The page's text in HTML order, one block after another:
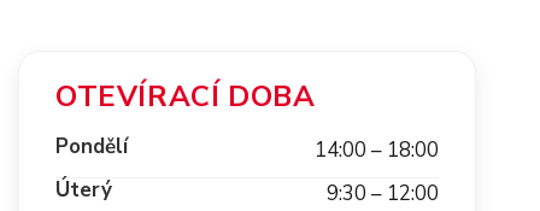
OTEVÍRACÍ DOBA
Pondělí
14:00 – 18:00
Úterý
9:30 – 12:00